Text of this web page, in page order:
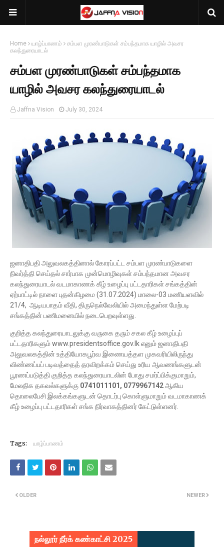
Home யாழ்ப்பாணம்
சம்பள முரண்பாடுகள் சம்பந்தமாக யாழில் அவசர
கலந்துரையாடல்
சம்பள முரண்பாடுகள் சம்பந்தமாக
யாழில் அவசர கலந்துரையாடல்
Jaffna Vision July 30, 2024
ஜனாதிபதி அலுவலகத்தினால் கோரப்பட்ட சம்பள முரண்பாடுகளை
நிவர்த்தி செய்தல் சார்பாக முன்மொழிவுகள் சம்பந்தமான அவசர
கலந்துரையாடல் வடமாகாணக் கீழ் உழைப்பு பட்டதாரிகள் சங்கத்தின்
ஏற்பாட்டில் நாளை புதன்கிழமை (31.07.2024) மாலை-03 மணியளவில்
21/4, ஆடியபாதம் வீதி, திருநெல்வேலியில் அமைந்துள்ள மேற்படி
சங்கத்தின் பணிமனையில் நடைபெறவுள்ளது.
குறித்த கலந்துரையாடலுக்கு வருகை தரும் சகல கீழ் உழைப்புப்
பட்டதாரிகளும் www.presidentsoffice.gov.lk எனும் ஜனாதிபதி
அலுவலகத்தின் உத்தியோகபூர்வ இணையத்தள முகவரியிலிருந்து
விண்ணப்பப் படிவத்தைத் தரவிறக்கம் செய்து உரிய ஆவணங்களுடன்
பூரணப்படுத்தி குறித்த கலந்துரையாடலின் போது சமர்ப்பிக்குமாறும்,
மேலதிக தகவல்களுக்கு 0741011101, 0779967142ஆகிய
தொலைபேசி இலக்கங்களுடன் தொடர்பு கொள்ளுமாறும் வடமாகாணக்
கீழ் உழைப்பு பட்டதாரிகள் சங்க நிர்வாகத்தினர் கேட்டுள்ளனர்.
Tags: யாழ்ப்பாணம்
NEWER
OLDER
நல்லூர் நீர்க் கண்காட்சி 2025